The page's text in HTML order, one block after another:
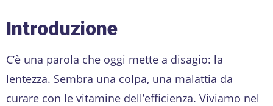
Introduzione
C’è una parola che oggi mette a disagio: la
lentezza. Sembra una colpa, una malattia da
curare con le vitamine dell’efficienza. Viviamo nel